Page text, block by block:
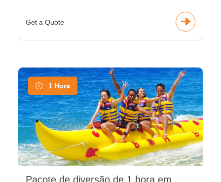
Get a Quote
1 Hora
Pacote de diversão de 1 hora em